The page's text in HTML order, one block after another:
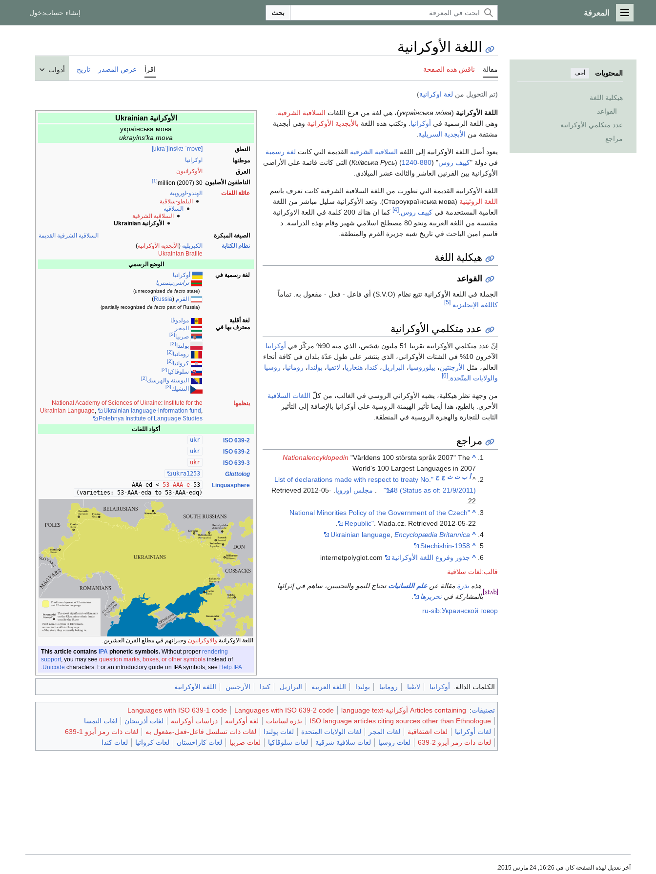
القائمة الرئيسية
المعرفة بحث إنشاء حسابدخول
المحتويات أخف
هيكلية اللغة
القواعد
عدد متكلمي الأوكرانية
مراجع
اللغة الأوكرانية
مقالة ناقش هذه الصفحة اقرأ عرض المصدر تاريخ أدوات
(تم التحويل من لغة اوكرانية)
الأوكرانية Ukrainian
українська мова
ukrayins'ka mova
النطق
[ukraˈjinsʲkɐ ˈmɔvɐ]
موطنها
اوكرانيا
العرق
الأوكرانيون
الناطقون الأصليون 30 million (2007)
[1]
عائلة اللغات
الهندو-اوروپية
البلطو-سلاڤية
السلاڤية
السلاڤية الشرقية
الأوكرانية Ukrainian
الصيغة المبكرة
السلاڤية الشرقية القديمة
نظام الكتابة
الكيريلية ( الأبجدية الأوكرانية)
Ukrainian Braille
الوضع الرسمي
لغة رسمية في
أوكرانيا
ترانس‌نيستريا
(unrecognized
de facto state)
القرم (
Russia
)
(partially recognized
de facto part of Russia)
لغة أقلية
معترف بها في
مولدوڤا
المجر
صربيا[2]
بولندا[2]
رومانيا[2]
كرواتيا[2]
سلوڤاكيا[2]
البوسنة والهرسك[2]
التشيك[3]
ينظمها National Academy of Sciences of Ukraine: Institute for the
Ukrainian Language, Ukrainian language-information fund ,
Potebnya Institute of Language Studies
أكواد اللغات
ISO 639-2
ukr
ISO 639-2
ukr
ISO 639-3
ukr
Glottolog
ukra1253
Linguasphere
53-AAA-ed <
53-AAA-e
(varieties: 53-AAA-eda to 53-AAA-edq)
اللغة الاوكرانية والاوكرانيون وجيرانهم في مطلع القرن العشرين.
This article contains
IPA phonetic symbols. Without properrendering
support, you may seequestion marks, boxes, or other symbols instead of
Unicode characters. For an introductory guide on IPA symbols, see Help:IPA
.
اللغة الأوكرانية (
украї́нська мо́ва)، هي لغة من فرع اللغات السلافية الشرقية
وهي اللغة الرسمية في أوكرانيا . وتكتب هذه اللغة بالأبجدية الأوكرانية وهي أبجدية
مشتقة من الأبجدية السريلية
يعود أصل اللغة الأوكرانية إلى اللغة السلافية الشرقية القديمة التي كانت لغة رسمية
في دولة "كييف روس" (
880
-
1240
) (
Київська Русь) التي كانت قائمة على الأراضي
الأوكرانية بين القرنين العاشر والثالث عشر الميلادي.
اللغة الأوكرانية القديمة التي تطورت من اللغة السلافية الشرقية كانت تعرف باسم
اللغة الروثينية
(Староукраїнська мова). وتعد الأوكرانية سليل مباشر من اللغة
العامية المستخدمة في كييف روس [4]
كما ان هناك 200 كلمة في اللغة الاوكرانية
مقتبسة من اللغة العربية ونحو 80 مصطلح اسلامي شهير وقام بهذه الدراسة. د
قاسم امين الباحث في تاريخ شبه جزيرة القرم والمنطقة.
هيكلية اللغة
القواعد
الجملة في اللغة الأوكرانية تتبع نظام (S.V.O) أي فاعل - فعل - مفعول به. تماماً
كاللغة الإنجليزية [5]
عدد متكلمي الأوكرانية
إنّ عدد متكلمي الأوكرانية تقريبا 51 مليون شخص، الذي منه 90% مركّز في أوكرانيا.
الآخرون 10% في الشتات الأوكراني، الذي ينتشر على طول عدّة بلدان في كافة أنحاء
العالم، مثل الأرجنتين، بيلوروسيا، البرازيل، كندا، هنغاريا، لاتفيا، بولندا، رومانيا، روسيا
والولايات المتّحدة.
[6]
من وجهة نظر هيكلية، يشبه الأوكراني الروسي في الغالب، من كلّ اللغات السلافية
الأخرى. بالطبع، هذا أيضا تأثير الهيمنة الروسية على أوكرانيا بالإضافة إلى التأثير
الثابت للتجارة والهجرة الروسية في المنطقة.
مراجع
^
Nationalencyklopedin "Världens 100 största språk 2007" The
World's 100 Largest Languages in 2007
^أ ب ت ث ج ح
"List of declarations made with respect to treaty No.
148 (Status as of: 21/9/2011)"
. مجلس اوروپا. Retrieved
2012-05-
22
.
^
"National Minorities Policy of the Government of the Czech
Republic" . Vlada.cz . Retrieved 2012-05-22
^
Ukrainian language ,Encyclopædia Britannica
^
Stechishin-1958
^ جذور وفروع اللغة الأوكرانية
قالب:لغات سلافية
هذه بذرة مقالة عنعلم اللسانيات تحتاج للنمو والتحسين، ساهم في إثرائها
بالمشاركة فيتحريرها
ru-sib:Украинской говор
الكلمات الدالة: أوكرانيا لاتڤيا رومانيا بولندا اللغة العربية البرازيل كندا الأرجنتين اللغة الأوكرانية
تصنيفات: Articles containing أوكرانية-language text Languages with ISO 639-2 code
Languages with ISO 639-1 code
ISO language articles citing sources other than Ethnologue
بذرة لسانيات لغة أوكرانية دراسات أوكرانية لغات أذربيجان
لغات النمسا
لغات أوكرانيا
لغات اشتقاقية لغات المجر لغات الولايات المتحدة لغات پولندا لغات ذات تسلسل فاعل-فعل-مفعول به
لغات ذات رمز أيزو 1-639
لغات ذات رمز أيزو 2-639
لغات روسيا لغات سلافية شرقية لغات سلوڤاكيا لغات صربيا لغات كازاخستان لغات كرواتيا لغات كندا
آخر تعديل لهذه الصفحة كان في 16:26, 24 مارس 2015.